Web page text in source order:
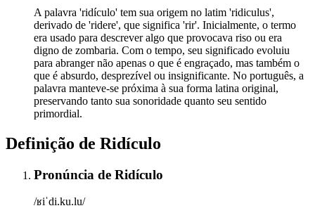
A palavra 'ridículo' tem sua origem no latim 'ridiculus',
derivado de 'ridere', que significa 'rir'. Inicialmente, o termo
era usado para descrever algo que provocava riso ou era
digno de zombaria. Com o tempo, seu significado evoluiu
para abranger não apenas o que é engraçado, mas também o
que é absurdo, desprezível ou insignificante. No português, a
palavra manteve-se próxima à sua forma latina original,
preservando tanto sua sonoridade quanto seu sentido
primordial.
Definição de Ridículo
Pronúncia de Ridículo
/ʁiˈdi.ku.lu/